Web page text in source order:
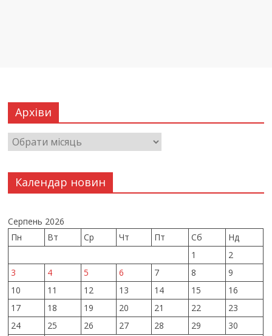
Архіви
Календар новин
Серпень 2026
Пн
Вт Ср Чт Пт Сб
Нд
1
2
3
4 5 6 7 8
9
10
11 12 13 14 15
16
17
18 19 20 21 22
23
24
25 26 27 28 29
30